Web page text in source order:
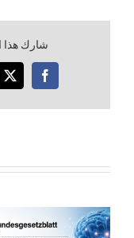
شارك هذا
فيسبوك
X